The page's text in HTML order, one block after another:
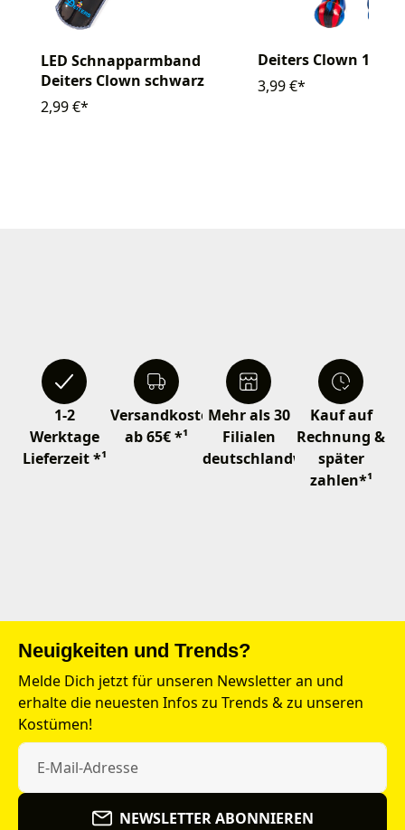
LED Schnapparmband
Deiters Clown schwarz
2,99 €*
Deiters Clown 10cm
3,99 €*
1-2
Werktage
Lieferzeit *¹
Versandkostenfrei
ab 65€ *¹
Mehr als 30
Filialen
deutschlandweit
Kauf auf
Rechnung &
später
zahlen*¹
Neuigkeiten und Trends?
Melde Dich jetzt für unseren Newsletter an und
erhalte die neuesten Infos zu Trends & zu unseren
Kostümen!
NEWSLETTER ABONNIEREN